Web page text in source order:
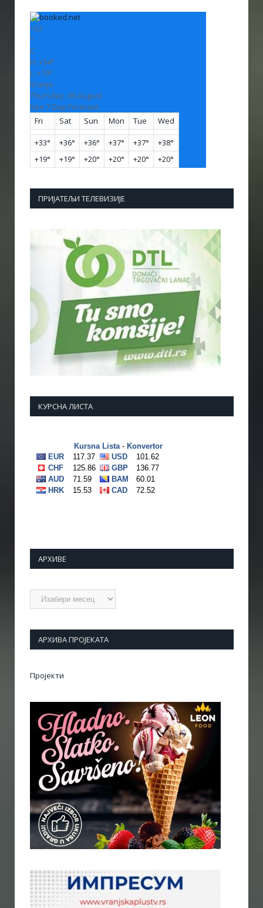
+32
°
C
H: +34°
L: +19°
Vranje
Thursday, 06 August
See 7-Day Forecast
Fri
Sat Sun Mon Tue Wed
+33° +36° +36° +37° +37° +38°
+19° +19° +20° +20° +20° +20°
ПРИЈАТЕЉИ ТЕЛЕВИЗИЈЕ
КУРСНА ЛИСТА
АРХИВЕ
Архиве
АРХИВА ПРОЈЕКАТА
Пројекти